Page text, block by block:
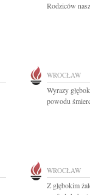
Rodziców
WROCŁAW
Wyrazy
powodu
WROCŁAW
Z głębokim